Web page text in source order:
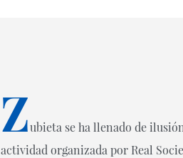
Zubieta se ha llenado de
actividad organizada por Real